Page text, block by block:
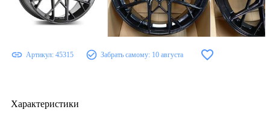
Артикул: 45315 Забрать самому: 10 августа
Характеристики